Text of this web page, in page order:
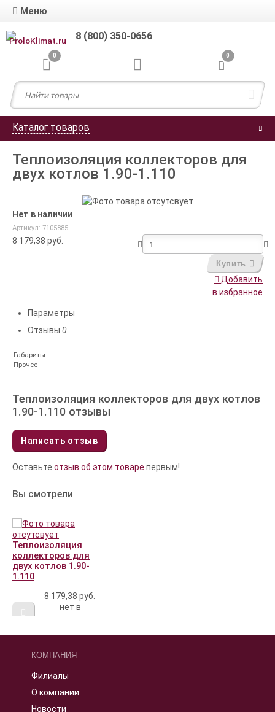
Меню
8 (800) 350-0656
0 0
Каталог товаров
Теплоизоляция коллекторов для
двух котлов 1.90-1.110
Нет в наличии
Артикул: 7105885--
8 179,38 руб.
Купить
Добавить
в избранное
Параметры
Отзывы 0
Габариты
Прочее
Теплоизоляция коллекторов для двух котлов
1.90-1.110 отзывы
Написать отзыв
Оставьте отзыв об этом товаре первым!
Вы смотрели
Теплоизоляция
коллекторов для
двух котлов 1.90-
1.110
8 179,38 руб.
нет в
КОМПАНИЯ
Филиалы
О компании
Новости